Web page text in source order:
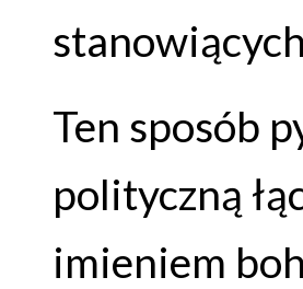
Ten sposób
polityczną
imieniem